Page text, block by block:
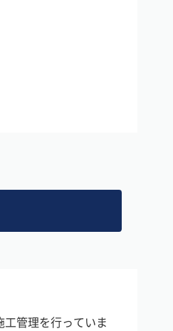
管理を行っていま